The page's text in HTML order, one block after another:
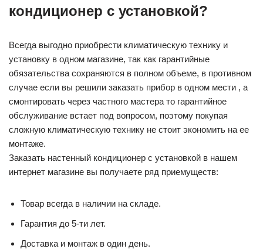
кондиционер с установкой?
Всегда выгодно приобрести климатическую технику и
установку в одном магазине, так как гарантийные
обязательства сохраняются в полном объеме, в противном
случае если вы решили заказать прибор в одном мести , а
смонтировать через частного мастера то гарантийное
обслуживание встает под вопросом, поэтому покупая
сложную климатическую технику не стоит экономить на ее
монтаже.
Заказать настенный кондиционер с установкой в нашем
интернет магазине вы получаете ряд приемуществ:
Товар всегда в наличии на складе.
Гарантия до 5-ти лет.
Доставка и монтаж в один день.